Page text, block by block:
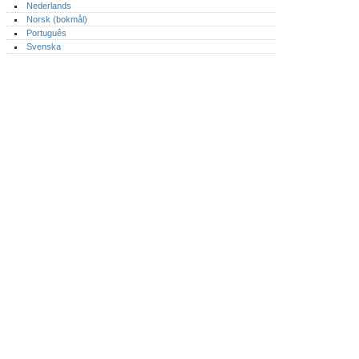
Nederlands
Norsk (bokmål)‎
Português‎
Svenska